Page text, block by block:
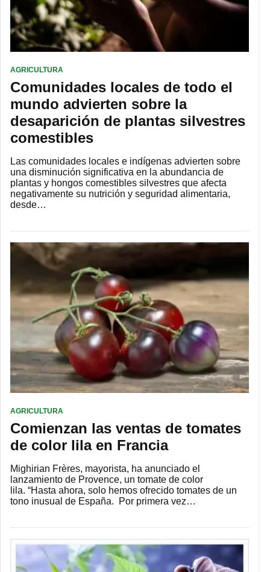
AGRICULTURA
Comunidades locales de todo el
mundo advierten sobre la
desaparición de plantas silvestres
comestibles
Las comunidades locales e indígenas advierten sobre
una disminución significativa en la abundancia de
plantas y hongos comestibles silvestres que afecta
negativamente su nutrición y seguridad alimentaria,
desde…
AGRICULTURA
Comienzan las ventas de tomates
de color lila en Francia
Mighirian Frères, mayorista, ha anunciado el
lanzamiento de Provence, un tomate de color
lila. “Hasta ahora, solo hemos ofrecido tomates de un
tono inusual de España. Por primera vez…